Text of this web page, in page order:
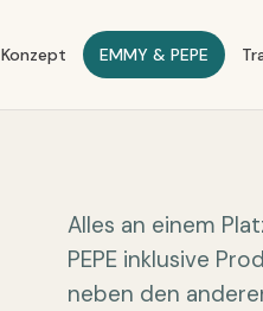
Konzept EMMY & PEPE
Alles an einem
PEPE inklusive
neben den